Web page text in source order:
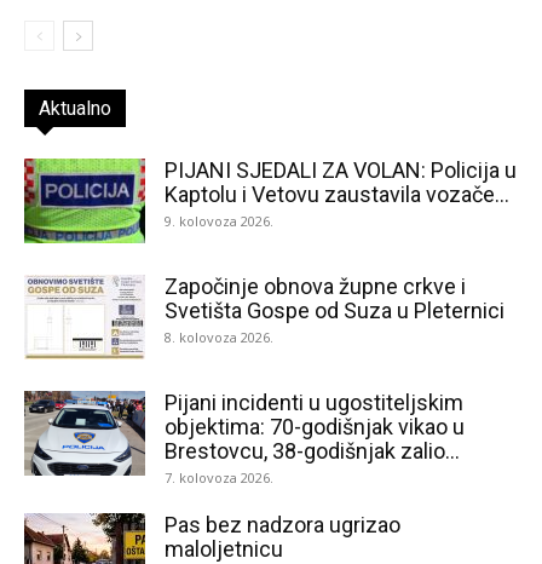
Aktualno
PIJANI SJEDALI ZA VOLAN: Policija u
Kaptolu i Vetovu zaustavila vozače...
9. kolovoza 2026.
Započinje obnova župne crkve i
Svetišta Gospe od Suza u Pleternici
8. kolovoza 2026.
Pijani incidenti u ugostiteljskim
objektima: 70-godišnjak vikao u
Brestovcu, 38-godišnjak zalio...
7. kolovoza 2026.
Pas bez nadzora ugrizao
maloljetnicu